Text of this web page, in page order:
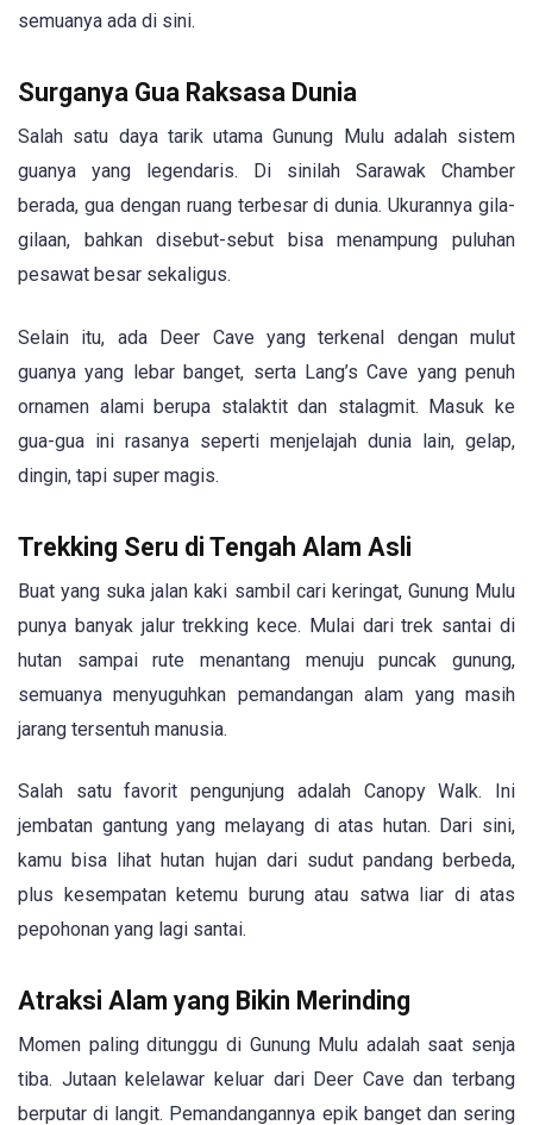
semuanya ada di sini.
Surganya Gua Raksasa Dunia
Salah satu daya tarik utama Gunung Mulu adalah sistem
guanya yang legendaris. Di sinilah Sarawak Chamber
berada, gua dengan ruang terbesar di dunia. Ukurannya gila-
gilaan, bahkan disebut-sebut bisa menampung puluhan
pesawat besar sekaligus.
Selain itu, ada Deer Cave yang terkenal dengan mulut
guanya yang lebar banget, serta Lang’s Cave yang penuh
ornamen alami berupa stalaktit dan stalagmit. Masuk ke
gua-gua ini rasanya seperti menjelajah dunia lain, gelap,
dingin, tapi super magis.
Trekking Seru di Tengah Alam Asli
Buat yang suka jalan kaki sambil cari keringat, Gunung Mulu
punya banyak jalur trekking kece. Mulai dari trek santai di
hutan sampai rute menantang menuju puncak gunung,
semuanya menyuguhkan pemandangan alam yang masih
jarang tersentuh manusia.
Salah satu favorit pengunjung adalah Canopy Walk. Ini
jembatan gantung yang melayang di atas hutan. Dari sini,
kamu bisa lihat hutan hujan dari sudut pandang berbeda,
plus kesempatan ketemu burung atau satwa liar di atas
pepohonan yang lagi santai.
Atraksi Alam yang Bikin Merinding
Momen paling ditunggu di Gunung Mulu adalah saat senja
tiba. Jutaan kelelawar keluar dari Deer Cave dan terbang
berputar di langit. Pemandangannya epik banget dan sering